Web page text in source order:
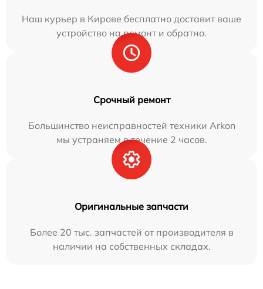
Наш курьер в Кирове бесплатно доставит ваше
устройство на ремонт и обратно.
Срочный ремонт
Большинство неисправностей техники Arkon
мы устраняем в течение 2 часов.
Оригинальные запчасти
Более 20 тыс. запчастей от производителя в
наличии на собственных складах.